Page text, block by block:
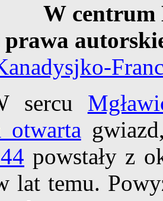
W centrum
prawa
sercu
otwarta
powstały z
lat temu.